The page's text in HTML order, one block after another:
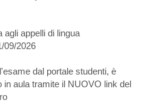
agli appelli di lingua
09/2026
dal portale studenti, è
in aula tramite il NUOVO link del